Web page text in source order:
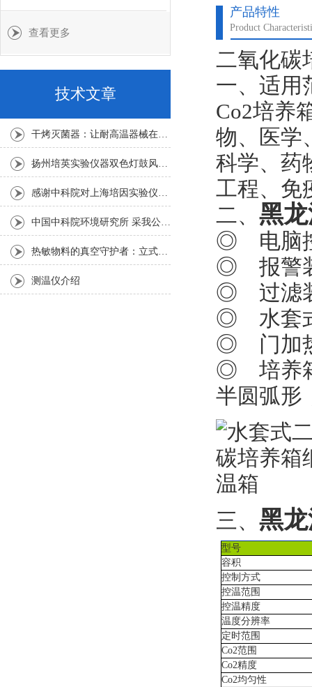
产品特性
Product
二氧化碳
一、适用
Co2培养
物、医学
科学、药
工程、免
二、 黑
◎ 电脑
◎ 报警
◎ 过滤
◎ 水套式
◎ 门加热
◎ 培养箱
半圆弧形
三、 黑
型号
容积
控制方式
控温范围
控温精度
温度分辨率
定时范围
Co2范围
Co2精度
Co2均匀性
查看更多
技术文章
干烤灭菌器：让耐高温器械在无水高温中重获无菌新生
扬州培英实验仪器双色灯鼓风干燥箱
感谢中科院对上海培因实验仪器的认可
中国中科院环境研究所 采我公司仪器300L人工气候箱 实验效果获高度评价
热敏物料的真空守护者：立式真空干燥箱选购指南
测温仪介绍